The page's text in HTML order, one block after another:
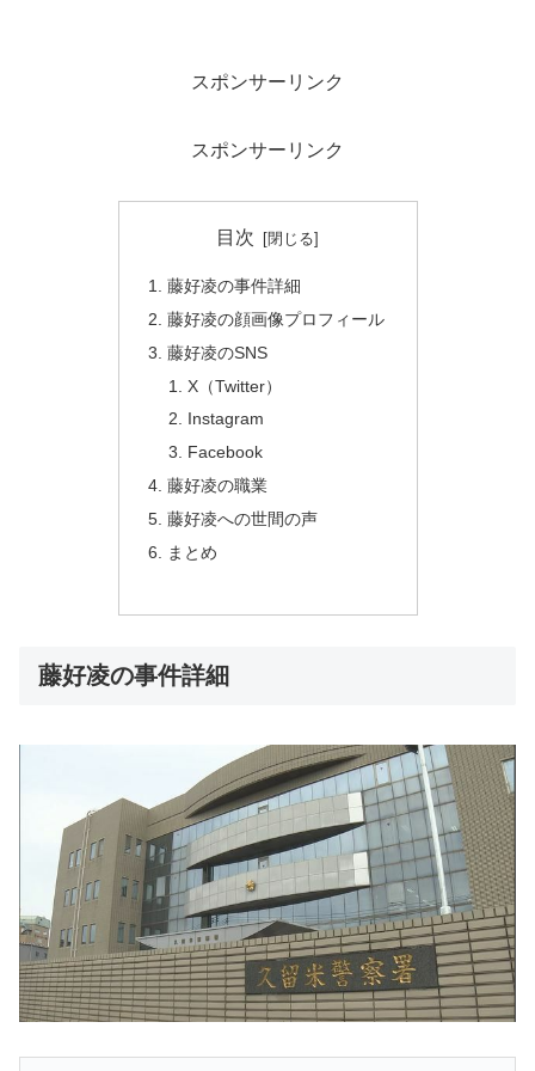
スポンサーリンク
スポンサーリンク
目次
藤好凌の事件詳細
藤好凌の顔画像プロフィール
藤好凌のSNS
X（Twitter）
Instagram
Facebook
藤好凌の職業
藤好凌への世間の声
まとめ
藤好凌の事件詳細